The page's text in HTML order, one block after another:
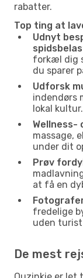
rabatter.
Top ting at
Udnyt
forkæl dig
du sparer
Udforsk
indendørs
lokal kultur.
Wellness-
massage,
under dit
Prøv
at få en
fredelige
uden
De mest